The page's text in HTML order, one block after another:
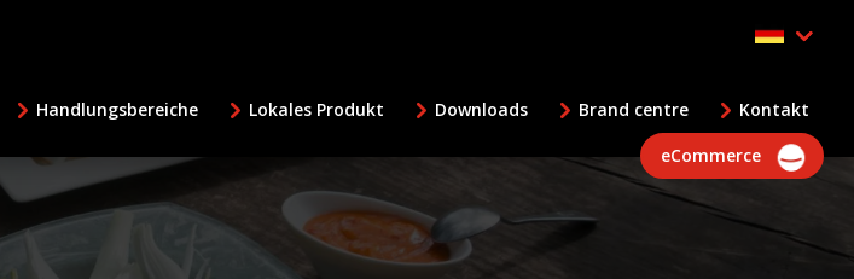
Handlungsbereiche Lokales Produkt Downloads Brand centre
Kontakt
eCommerce